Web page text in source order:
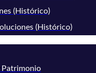
(Histórico)
(Histórico)
Patrimonio